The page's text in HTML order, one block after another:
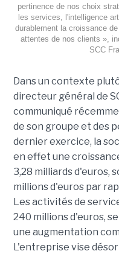
pertinence de nos choix
les services, l'intelligence
durablement la croissance
attentes de nos clients »,
SCC
Dans un contexte
directeur général de
communiqué
de son groupe et des
dernier exercice, la
en effet une
3,28 milliards d'euros,
millions d'euros par
Les activités de
240 millions d'euros,
une augmentation
L'entreprise vise